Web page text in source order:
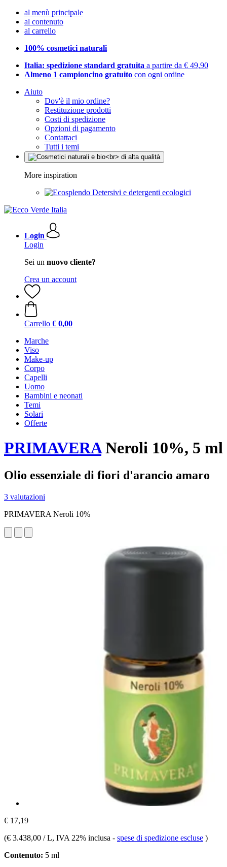
al menù principale
al contenuto
al carrello
100% cosmetici naturali
Italia: spedizione standard gratuita a partire da € 49,90
Almeno 1 campioncino gratuito con ogni ordine
Aiuto
Dov'è il mio ordine?
Restituzione prodotti
Costi di spedizione
Opzioni di pagamento
Contattaci
Tutti i temi
More inspiration
Detersivi e detergenti ecologici
Login
Login
Sei un nuovo cliente?
Crea un account
Carrello € 0,00
Marche
Viso
Make-up
Corpo
Capelli
Uomo
Bambini e neonati
Temi
Solari
Offerte
PRIMAVERANeroli 10%, 5 ml
Olio essenziale di fiori d'arancio amaro
3 valutazioni
PRIMAVERA Neroli 10%
€ 17,19
(€ 3.438,00 / L, IVA 22% inclusa - spese di spedizione escluse )
Contenuto: 5 ml